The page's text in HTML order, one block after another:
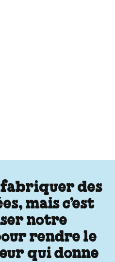
fabriquer des
mais c’est
notre
rendre le
qui donne